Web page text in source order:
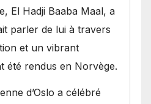
El Hadji Baaba Maal, a
parler de lui à travers
et un vibrant
été rendus en Norvège.
d’Oslo a célébré